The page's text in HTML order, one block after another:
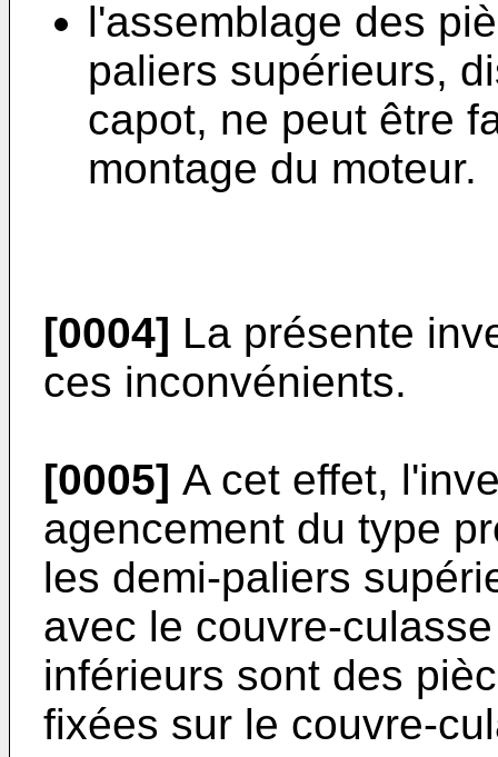
l'assemblage des
paliers supérieurs,
capot, ne peut être
montage du moteur.
[0004] La présente
ces inconvénients.
[0005] A cet effet,
agencement du type
les demi-paliers
avec le couvre-
inférieurs sont des
fixées sur le couvre-